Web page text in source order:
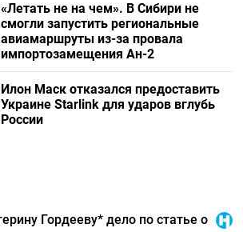
«Летать не на чем». В Сибири не
смогли запустить региональные
авиамаршруты из-за провала
импортозамещения Ан-2
Илон Маск отказался предоставить
Украине Starlink для ударов вглубь
России